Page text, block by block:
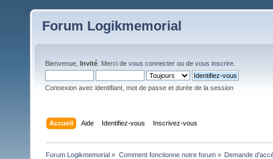
Forum Logikmemorial
Bienvenue, Invité . Merci de vous connecter ou de vous inscrire
Connexion avec identifiant, mot de passe et durée de la session
Accueil Aide Identifiez-vous Inscrivez-vous
Forum Logikmemorial » Comment fonctionne notre forum» Demande